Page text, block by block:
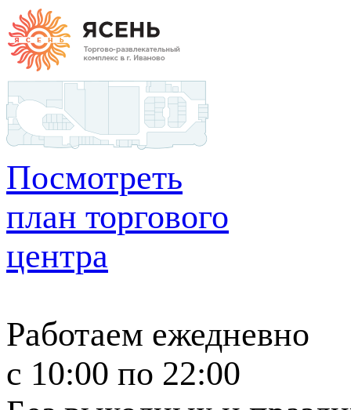
Посмотреть
план торгового
центра
Работаем ежедневно
c 10:00 по 22:00